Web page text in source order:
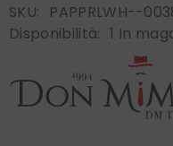
SKU:
PAPPRLWH--
Disponibilità: 1 In